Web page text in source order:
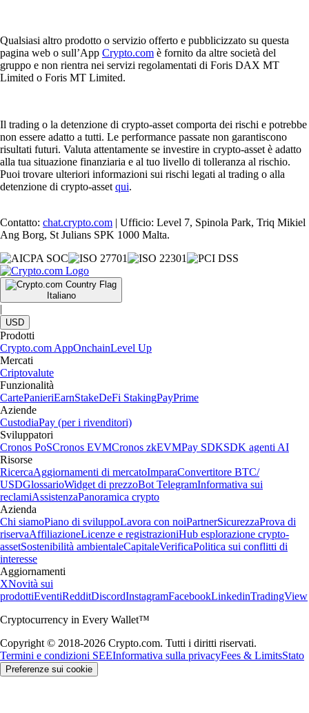
Qualsiasi altro prodotto o servizio offerto e pubblicizzato su questa
pagina web o sull’App Crypto.com è fornito da altre società del
gruppo e non rientra nei servizi regolamentati di Foris DAX MT
Limited o Foris MT Limited.
Il trading o la detenzione di crypto-asset comporta dei rischi e potrebbe
non essere adatto a tutti. Le performance passate non garantiscono
risultati futuri. Valuta attentamente se investire in crypto-asset è adatto
alla tua situazione finanziaria e al tuo livello di tolleranza al rischio.
Puoi trovare ulteriori informazioni sui rischi legati al trading o alla
detenzione di crypto-asset qui.
Contatto: chat.crypto.com | Ufficio: Level 7, Spinola Park, Triq Mikiel
Ang Borg, St Julians SPK 1000 Malta.
Italiano
|
USD
Prodotti
Crypto.com AppOnchainLevel Up
Mercati
Criptovalute
Funzionalità
CartePanieriEarnStakeDeFi StakingPayPrime
Aziende
CustodiaPay (per i rivenditori)
Sviluppatori
Cronos PoSCronos EVMCronos zkEVMPay SDKSDK agenti AI
Risorse
RicercaAggiornamenti di mercatoImparaConvertitore BTC/
USDGlossarioWidget di prezzoBot TelegramInformativa sui
reclamiAssistenzaPanoramica crypto
Azienda
Chi siamoPiano di sviluppoLavora con noiPartnerSicurezzaProva di
riservaAffiliazioneLicenze e registrazioniHub esplorazione crypto-
assetSostenibilità ambientaleCapitaleVerificaPolitica sui conflitti di
interesse
Aggiornamenti
XNovità sui
prodottiEventiRedditDiscordInstagramFacebookLinkedinTradingView
Cryptocurrency in Every Wallet™
Copyright © 2018-2026 Crypto.com. Tutti i diritti riservati.
Termini e condizioni SEEInformativa sulla privacyFees & LimitsStato
Preferenze sui cookie